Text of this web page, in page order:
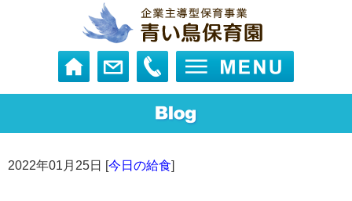
2022年01月25日 [今日の給食]